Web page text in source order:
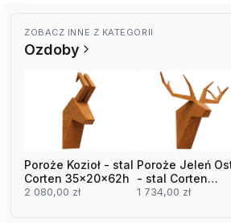
ZOBACZ INNE Z KATEGORII
Ozdoby
Poroże Kozioł - stal
Corten 35x20x62h
2 080,00 zł
Poroże Jeleń
- stal Corten
90x70x60h
1 734,00 zł